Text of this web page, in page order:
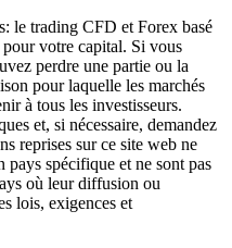
le trading CFD et Forex basé
pour votre capital. Si vous
perdre une partie ou la
pour laquelle les marchés
à tous les investisseurs.
et, si nécessaire, demandez
reprises sur ce site web ne
pays spécifique et ne sont pas
où leur diffusion ou
lois, exigences et